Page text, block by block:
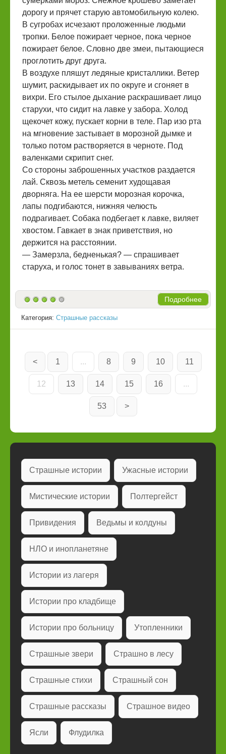
дорогу и прячет старую автомобильную колею.
В сугробах исчезают проложенные людьми
тропки. Белое пожирает черное, пока черное
пожирает белое. Словно две змеи, пытающиеся
проглотить друг друга.
В воздухе пляшут ледяные кристаллики. Ветер
шумит, раскидывает их по округе и сгоняет в
вихри. Его стылое дыхание раскрашивает лицо
старухи, что сидит на лавке у забора. Холод
щекочет кожу, пускает корни в теле. Пар изо рта
на мгновение застывает в морозной дымке и
только потом растворяется в черноте. Под
валенками скрипит снег.
Со стороны заброшенных участков раздается
лай. Сквозь метель семенит худощавая
дворняга. На ее шерсти морозная корочка,
лапы подгибаются, нижняя челюсть
подрагивает. Собака подбегает к лавке, виляет
хвостом. Гавкает в знак приветствия, но
держится на расстоянии.
— Замерзла, бедненькая? — спрашивает
старуха, и голос тонет в завываниях ветра.
Подробнее
Категория: Страшные рассказы
< 1 ... 8 9 10 11
12 13 14 15 16 ...
53 >
Страшные истории Ужасные истории
Мистические истории Полтергейст
Привидения Ведьмы и колдуны
НЛО и инопланетяне
Истории из лагеря
Истории про кладбище
Истории про больницу Утопленники
Страшные звери Страшно в лесу
Страшные стихи Страшный сон
Страшные рассказы Страшное видео
Ясли Флудилка